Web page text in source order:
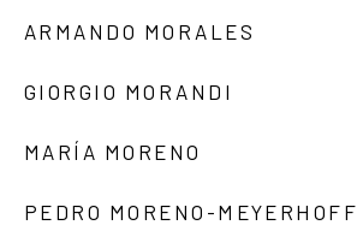
ARMANDO MORALES
GIORGIO MORANDI
MARÍA MORENO
PEDRO MORENO-MEYERHOFF